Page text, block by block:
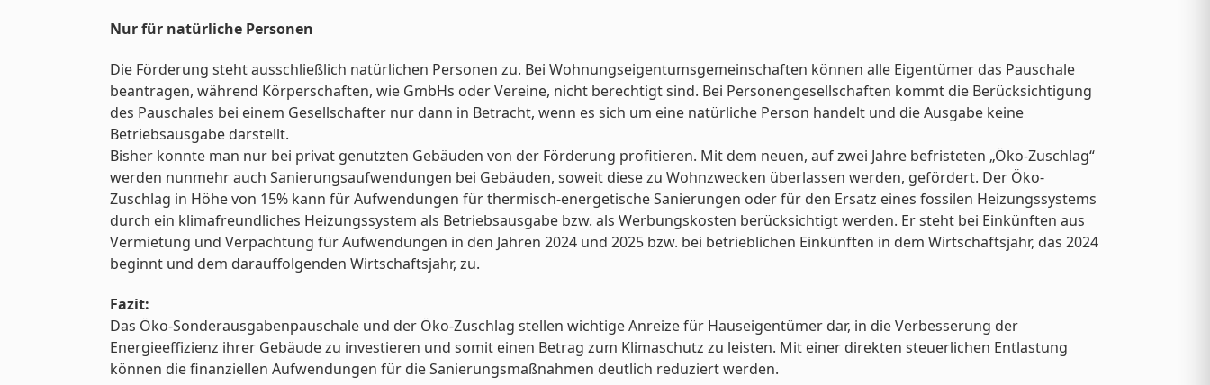
Nur für natürliche Personen
Die Förderung steht ausschließlich natürlichen Personen zu. Bei Wohnungseigentumsgemeinschaften können alle Eigentümer das Pauschale
beantragen, während Körperschaften, wie GmbHs oder Vereine, nicht berechtigt sind. Bei Personengesellschaften kommt die Berücksichtigung
des Pauschales bei einem Gesellschafter nur dann in Betracht, wenn es sich um eine natürliche Person handelt und die Ausgabe keine
Betriebsausgabe darstellt.
Bisher konnte man nur bei privat genutzten Gebäuden von der Förderung profitieren. Mit dem neuen, auf zwei Jahre befristeten „Öko-Zuschlag“
werden nunmehr auch Sanierungsaufwendungen bei Gebäuden, soweit diese zu Wohnzwecken überlassen werden, gefördert. Der Öko-
Zuschlag in Höhe von 15% kann für Aufwendungen für thermisch-energetische Sanierungen oder für den Ersatz eines fossilen Heizungssystems
durch ein klimafreundliches Heizungssystem als Betriebsausgabe bzw. als Werbungskosten berücksichtigt werden. Er steht bei Einkünften aus
Vermietung und Verpachtung für Aufwendungen in den Jahren 2024 und 2025 bzw. bei betrieblichen Einkünften in dem Wirtschaftsjahr, das 2024
beginnt und dem darauffolgenden Wirtschaftsjahr, zu.
Fazit:
Das Öko-Sonderausgabenpauschale und der Öko-Zuschlag stellen wichtige Anreize für Hauseigentümer dar, in die Verbesserung der
Energieeffizienz ihrer Gebäude zu investieren und somit einen Betrag zum Klimaschutz zu leisten. Mit einer direkten steuerlichen Entlastung
können die finanziellen Aufwendungen für die Sanierungsmaßnahmen deutlich reduziert werden.